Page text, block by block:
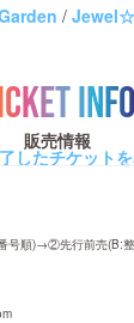
/
INFO
販売情報
したチケット
号順)→②先行前売(B: